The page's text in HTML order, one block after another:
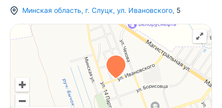
Минская область, г. Слуцк, ул. Ивановского, 5